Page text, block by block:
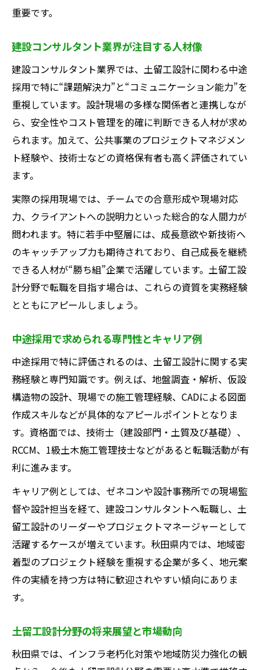
重要です。
建設コンサルタント業界が注目する人材像
建設コンサルタント業界では、土留工設計に関わる中途
採用で特に“課題解決力”と“コミュニケーション能力”を
重視しています。設計現場の多様な関係者と連携しなが
ら、安全性やコスト管理を的確に判断できる人材が求め
られます。加えて、公共事業のプロジェクトマネジメン
ト経験や、技術士などの資格保有者も高く評価されてい
ます。
実際の採用現場では、チームでの合意形成や現場対応
力、クライアントへの説明力といった総合的な人間力が
問われます。特に若手中堅層には、成長意欲や新技術へ
のキャッチアップ力も期待されており、自己成長を継続
できる人材が“勝ち組”企業で活躍しています。土留工設
計分野で転職を目指す場合は、これらの資質を実務経験
とともにアピールしましょう。
中途採用で求められる専門性とキャリア例
中途採用で特に評価されるのは、土留工設計に関する実
務経験と専門知識です。例えば、地盤調査・解析、仮設
構造物の設計、現場での施工管理経験、CADによる図面
作成スキルなどが具体的なアピールポイントとなりま
す。資格面では、技術士（建設部門・土質及び基礎）、
RCCM、1級土木施工管理技士などがあると転職活動が有
利に進みます。
キャリア例としては、ゼネコンや設計事務所での現場監
督や設計担当を経て、建設コンサルタントへ転職し、土
留工設計のリーダーやプロジェクトマネージャーとして
活躍するケースが増えています。秋田県内では、地域密
着型のプロジェクト経験を重視する企業が多く、地元案
件の実績を持つ方は特に歓迎されやすい傾向にありま
す。
土留工設計分野の将来展望と市場動向
秋田県では、インフラ老朽化対策や地域防災力強化の観